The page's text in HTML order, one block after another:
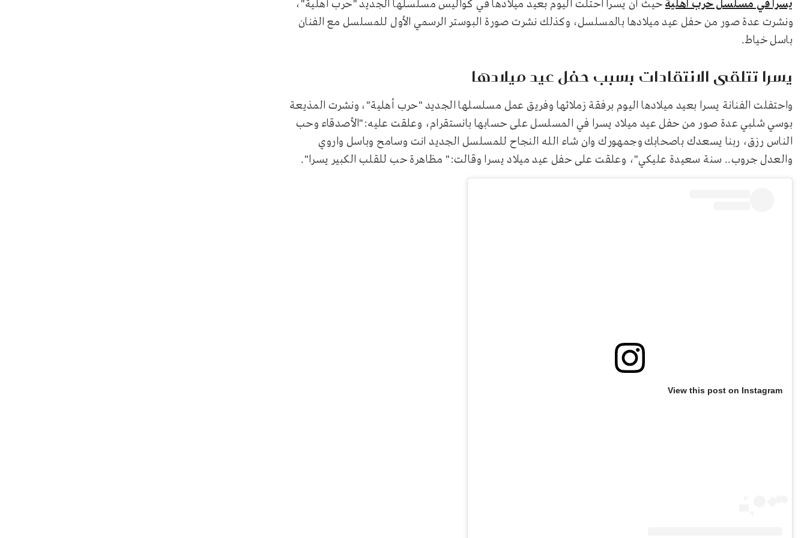
يسرا في مسلسل حرب اهلية حيث أن يسرا احتلت اليوم بعيد ميلادها في كواليس مسلسلها الجديد "حرب أهلية"،
ونشرت عدة صور من حفل عيد ميلادها بالمسلسل، وكذلك نشرت صورة البوستر الرسمي الأول للمسلسل مع الفنان
باسل خياط.
يسرا تتلقى الانتقادات بسبب حفل عيد ميلادها
واحتفلت الفنانة يسرا بعيد ميلادها اليوم برفقة زملائها وفريق عمل مسلسلها الجديد "حرب أهلية"، ونشرت المذيعة
بوسي شلبي عدة صور من حفل عيد ميلاد يسرا في المسلسل على حسابها بانستقرام، وعلقت عليه:"الأصدقاء وحب
الناس رزق، ربنا يسعدك باصحابك وجمهورك وان شاء الله النجاح للمسلسل الجديد انت وسامح وباسل واروي
والعدل جروب.. سنة سعيدة عليكي"، وعلقت على حفل عيد ميلاد يسرا وقالت:" مظاهرة حب للقلب الكبير يسرا".
View this post on Instagram